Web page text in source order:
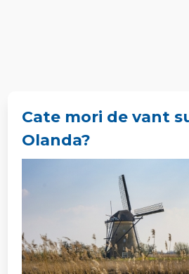
Cate mori de vant
Olanda?